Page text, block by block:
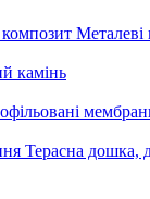
Металеві
камінь
Терасна дошка,